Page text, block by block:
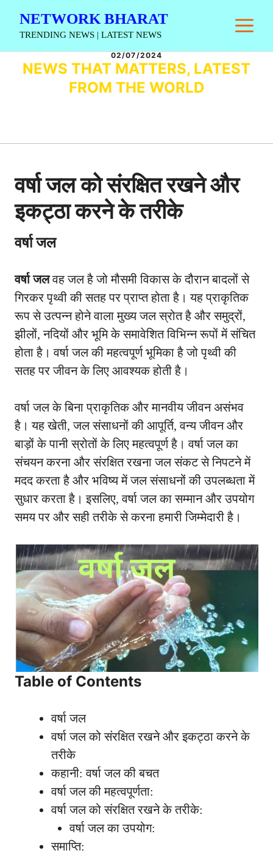
NETWORK BHARAT
TRENDING NEWS | LATEST NEWS
02/07/2024
NEWS THAT MATTERS, LATEST
FROM THE WORLD
वर्षा जल को संरक्षित रखने और
इकट्ठा करने के तरीके
वर्षा जल
वर्षा जलवह जल है जो मौसमी विकास के दौरान बादलों से
गिरकर पृथ्वी की सतह पर प्राप्त होता है। यह प्राकृतिक
रूप से उत्पन्न होने वाला मुख्य जल स्रोत है और समुद्रों,
झीलों, नदियों और भूमि के समावेशित विभिन्न रूपों में संचित
होता है। वर्षा जल की महत्वपूर्ण भूमिका है जो पृथ्वी की
सतह पर जीवन के लिए आवश्यक होती है।
वर्षा जल के बिना प्राकृतिक और मानवीय जीवन असंभव
है। यह खेती, जल संसाधनों की आपूर्ति, वन्य जीवन और
बाड़ों के पानी स्रोतों के लिए महत्वपूर्ण है। वर्षा जल का
संचयन करना और संरक्षित रखना जल संकट से निपटने में
मदद करता है और भविष्य में जल संसाधनों की उपलब्धता में
सुधार करता है। इसलिए, वर्षा जल का सम्मान और उपयोग
समय पर और सही तरीके से करना हमारी जिम्मेदारी है।
Table of Contents
वर्षा जल
वर्षा जल को संरक्षित रखने और इकट्ठा करने के
तरीके
कहानी: वर्षा जल की बचत
वर्षा जल की महत्वपूर्णता:
वर्षा जल को संरक्षित रखने के तरीके:
वर्षा जल का उपयोग:
समाप्ति: